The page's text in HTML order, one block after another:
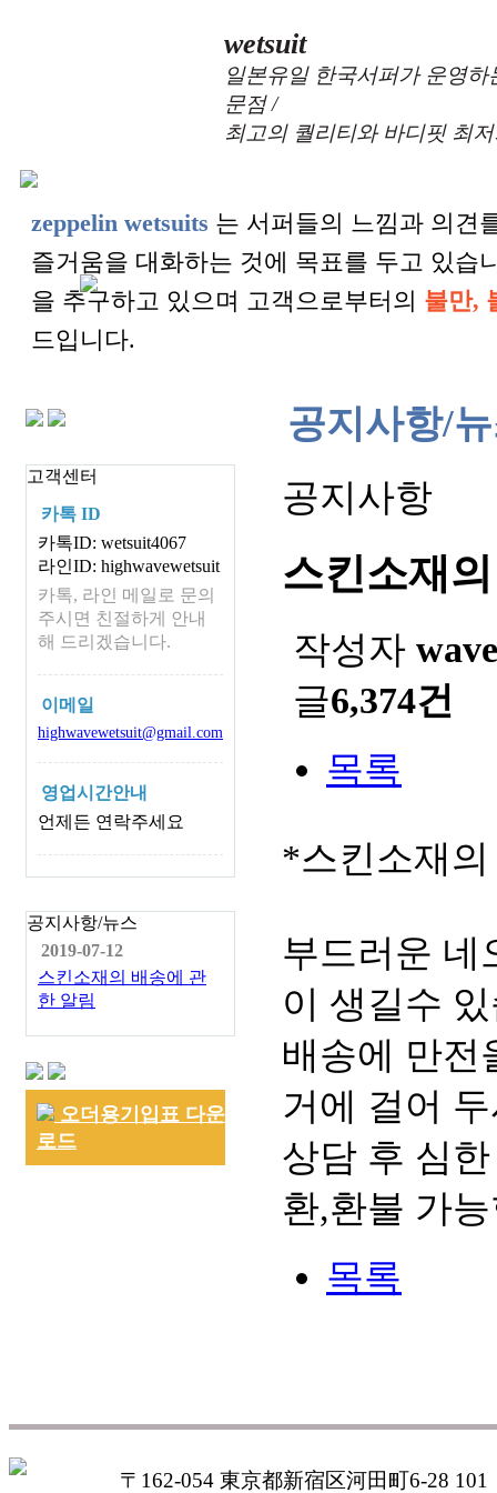
wetsuit
일본유일 한국서퍼가 운영
문점 /
최고의 퀄리티와 바디핏 최
zeppelin wetsuits 는 서퍼들의 느낌과 의견
즐거움을 대화하는 것에 목표를 두고 있
을 추구하고 있으며 고객으로부터의 불만,
드입니다.
고객센터
카톡 ID
카톡ID: wetsuit4067
라인ID: highwavewetsuit
카톡, 라인 메일로 문의
주시면 친절하게 안내
해 드리겠습니다.
이메일
highwavewetsuit@gmail.com
영업시간안내
언제든 연락주세요
공지사항/뉴스
2019-07-12
스킨소재의 배송에 관
한 알림
오더용기입표 다운
로드
공지사항/
공지사항
스킨소재
작성자 wave
글6,374건
목록
*스킨소재
부드러운 네
이 생길수
배송에 만전
거에 걸어
상담 후 심
환,환불 가
목록
〒162-054 東京都新宿区河田町6-28 101